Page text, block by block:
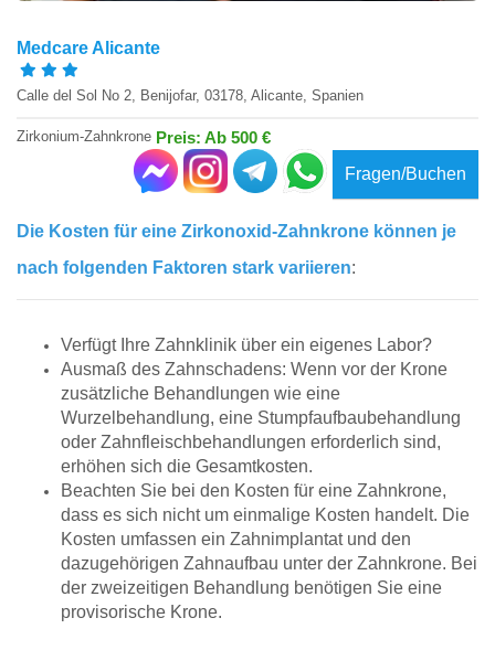
Medcare Alicante
Calle del Sol No 2, Benijofar, 03178, Alicante, Spanien
Zirkonium-Zahnkrone Preis: Ab 500 €
Fragen/Buchen
Die Kosten für eine Zirkonoxid-Zahnkrone können je
nach folgenden Faktoren stark variieren:
Verfügt Ihre Zahnklinik über ein eigenes Labor?
Ausmaß des Zahnschadens: Wenn vor der Krone
zusätzliche Behandlungen wie eine
Wurzelbehandlung, eine Stumpfaufbaubehandlung
oder Zahnfleischbehandlungen erforderlich sind,
erhöhen sich die Gesamtkosten.
Beachten Sie bei den Kosten für eine Zahnkrone,
dass es sich nicht um einmalige Kosten handelt. Die
Kosten umfassen ein Zahnimplantat und den
dazugehörigen Zahnaufbau unter der Zahnkrone. Bei
der zweizeitigen Behandlung benötigen Sie eine
provisorische Krone.